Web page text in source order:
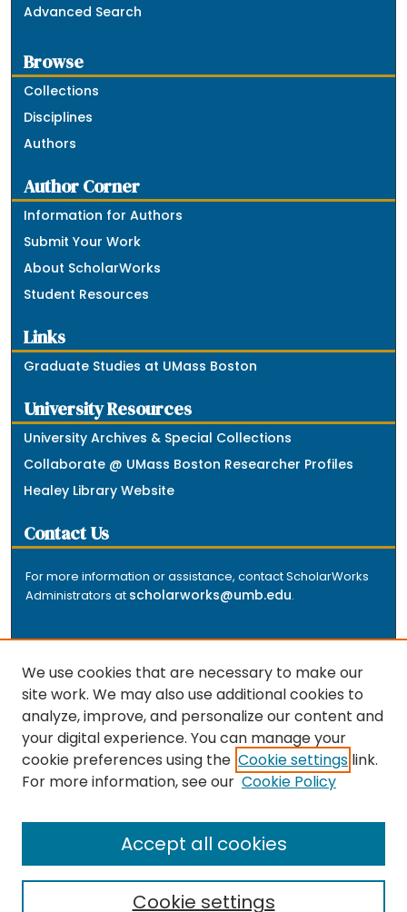
Advanced Search
Browse
Collections
Disciplines
Authors
Author Corner
Information for Authors
Submit Your Work
About ScholarWorks
Student Resources
Links
Graduate Studies at UMass Boston
University Resources
University Archives & Special Collections
Collaborate @ UMass Boston Researcher Profiles
Healey Library Website
Contact Us
For more information or assistance, contact ScholarWorks
Administrators at scholarworks@umb.edu.
The repository is a service of the University of
Massachusetts Boston libraries. Research and scholarly
output included here has been selected and deposited
by the individual university departments and centers on
the repository.
We use cookies that are necessary to make our
site work. We may also use additional cookies to
analyze, improve, and personalize our content and
your digital experience. You can manage your
cookie preferences using the Cookie settings link.
For more information, see our Cookie Policy
Cookie settings
Accept all cookies